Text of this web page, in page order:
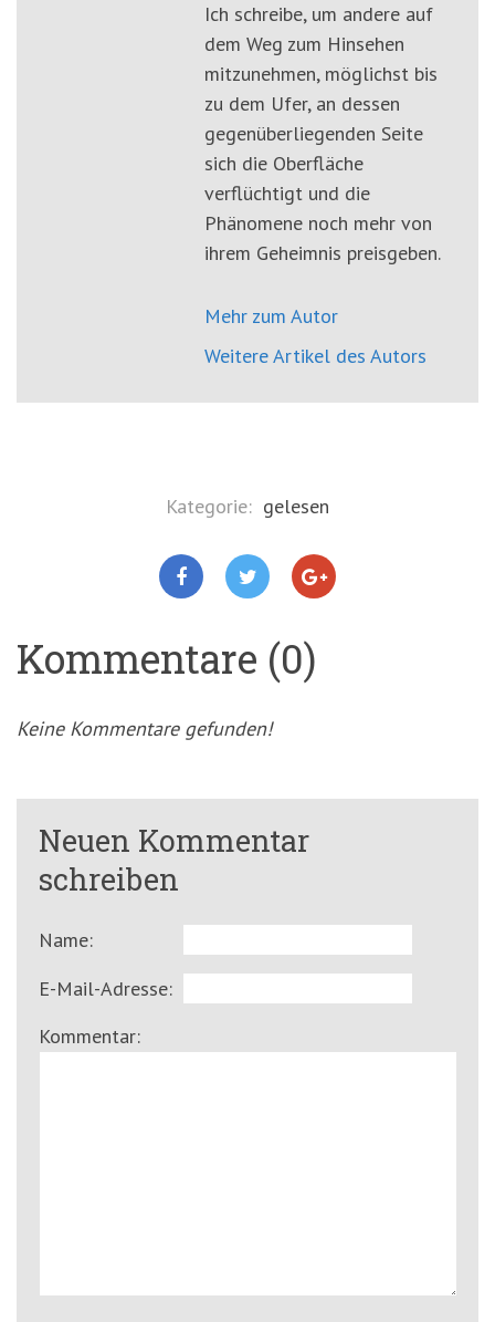
Ich schreibe, um andere auf
dem Weg zum Hinsehen
mitzunehmen, möglichst bis
zu dem Ufer, an dessen
gegenüberliegenden Seite
sich die Oberfläche
verflüchtigt und die
Phänomene noch mehr von
ihrem Geheimnis preisgeben.
Mehr zum Autor
Weitere Artikel des Autors
Kategorie: gelesen
Kommentare (0)
Keine Kommentare gefunden!
Neuen Kommentar
schreiben
Name:
E-Mail-Adresse:
Kommentar: